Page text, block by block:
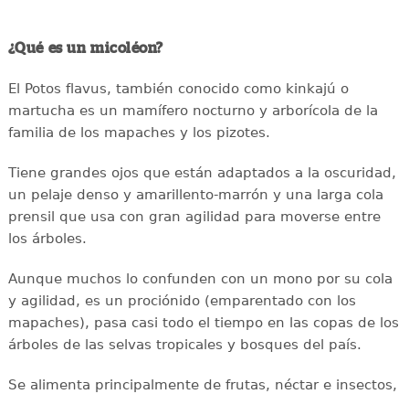
¿Qué es un micoléon?
El Potos flavus, también conocido como kinkajú o
martucha es un mamífero nocturno y arborícola de la
familia de los mapaches y los pizotes.
Tiene grandes ojos que están adaptados a la oscuridad,
un pelaje denso y amarillento-marrón y una larga cola
prensil que usa con gran agilidad para moverse entre
los árboles.
Aunque muchos lo confunden con un mono por su cola
y agilidad, es un prociónido (emparentado con los
mapaches), pasa casi todo el tiempo en las copas de los
árboles de las selvas tropicales y bosques del país.
Se alimenta principalmente de frutas, néctar e insectos,